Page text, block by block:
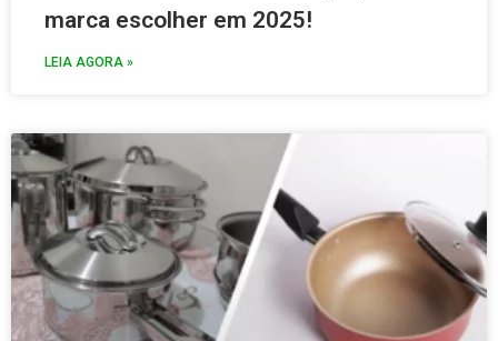
marca escolher em 2025!
LEIA AGORA »